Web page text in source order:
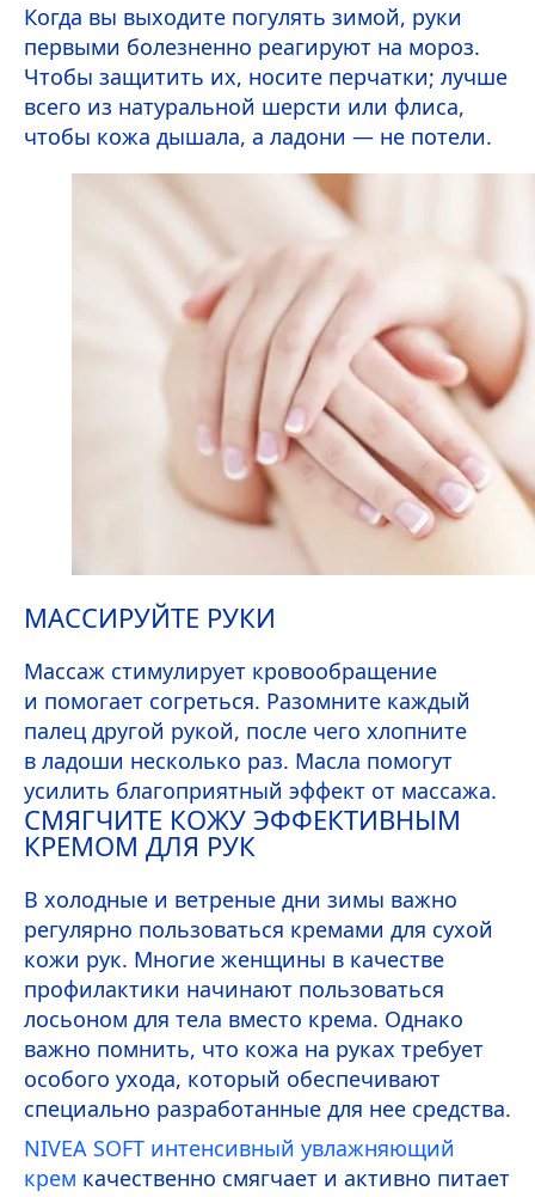
Когда вы выходите погулять зимой, руки
первыми болезненно реагируют на мороз.
Чтобы защитить их, носите перчатки; лучше
всего из натуральной шерсти или флиса,
чтобы кожа дышала, а ладони — не потели.
МАССИРУЙТЕ РУКИ
Массаж стимулирует кровообращение
и помогает согреться. Разомните каждый
палец другой рукой, после чего хлопните
в ладоши несколько раз. Масла помогут
усилить благоприятный эффект от массажа.
СМЯГЧИТЕ КОЖУ ЭФФЕКТИВНЫМ
КРЕМОМ ДЛЯ РУК
В холодные и ветреные дни зимы важно
регулярно пользоваться кремами для сухой
кожи рук. Многие женщины в качестве
профилактики начинают пользоваться
лосьоном для тела вместо крема. Однако
важно помнить, что кожа на руках требует
особого ухода, который обеспечивают
специально разработанные для нее средства.
NIVEA SOFT интенсивный увлажняющий
крем качественно смягчает и активно питает